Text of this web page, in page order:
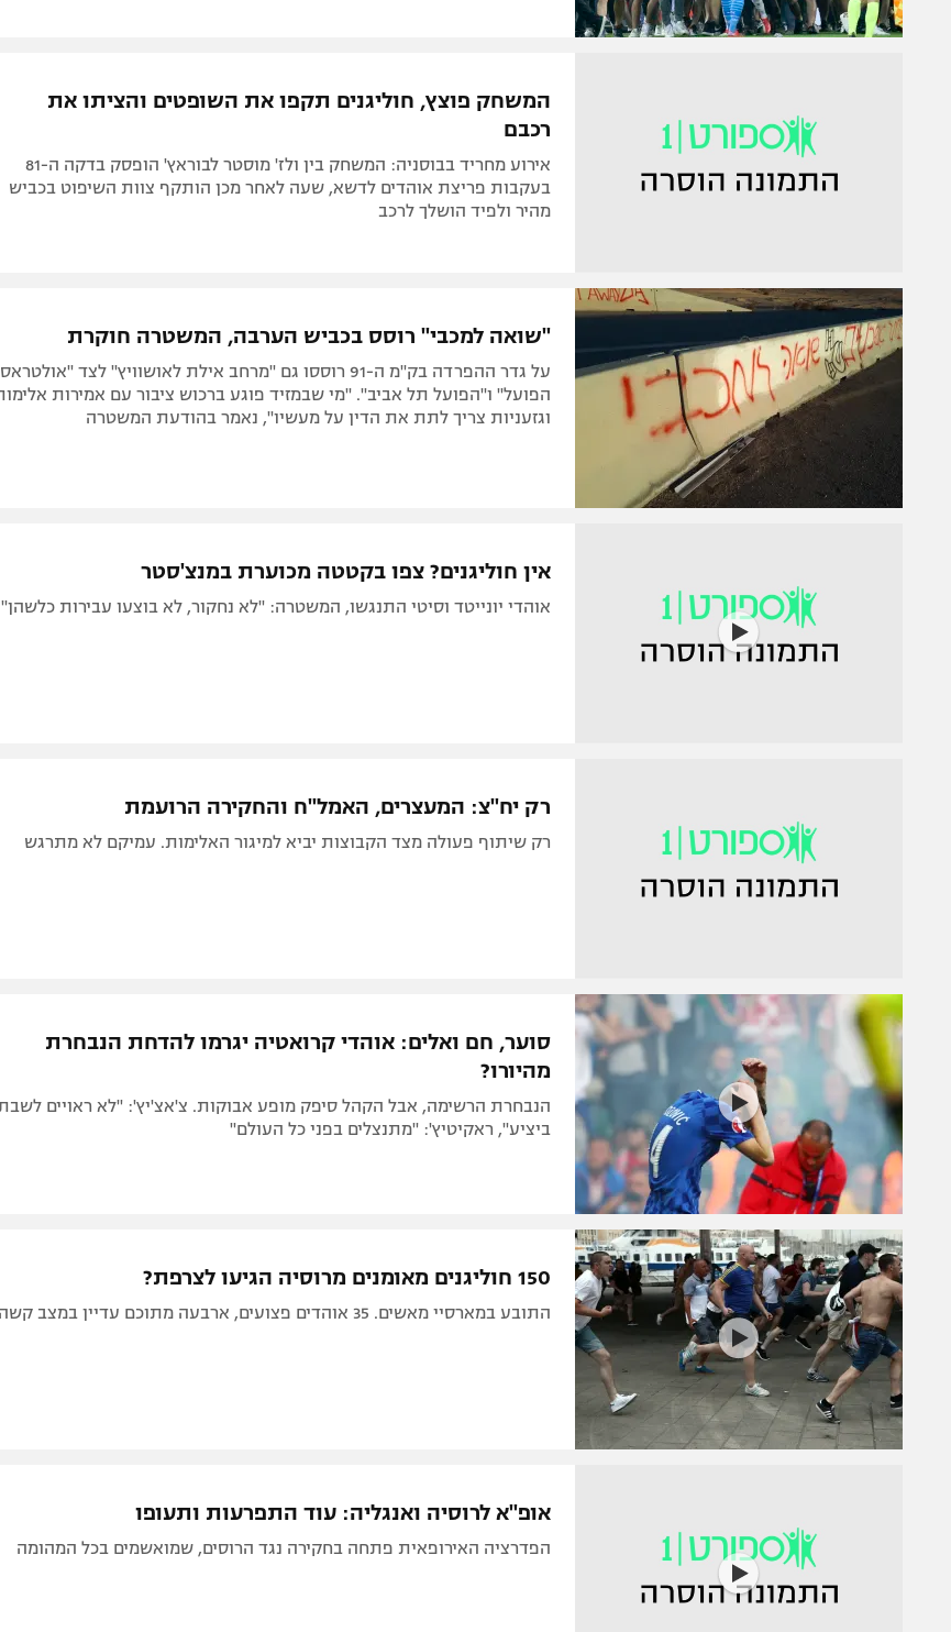
המשחק פוצץ, חוליגנים תקפו את השופטים והציתו את
רכבם
אירוע מחריד בבוסניה: המשחק בין ולז' מוסטר לבוראץ' הופסק בדקה ה-81
בעקבות פריצת אוהדים לדשא, שעה לאחר מכן הותקף צוות השיפוט בכביש
מהיר ולפיד הושלך לרכב
"שואה למכבי" רוסס בכביש הערבה, המשטרה חוקרת
על גדר ההפרדה בק"מ ה-91 רוססו גם "מרחב אילת לאושוויץ" לצד "אולטראס
הפועל" ו"הפועל תל אביב". "מי שבמזיד פוגע ברכוש ציבור עם אמירות
וגזעניות צריך לתת את הדין על מעשיו", נאמר בהודעת המשטרה
אין חוליגנים? צפו בקטטה מכוערת במנצ'סטר
אוהדי יונייטד וסיטי התנגשו, המשטרה: "לא נחקור, לא בוצעו עבירות כלשהן"
רק יח"צ: המעצרים, האמל"ח והחקירה הרועמת
רק שיתוף פעולה מצד הקבוצות יביא למיגור האלימות. עמיקם לא מתרגש
סוער, חם ואלים: אוהדי קרואטיה יגרמו להדחת הנבחרת
מהיורו?
הנבחרת הרשימה, אבל הקהל סיפק מופע אבוקות. צ'אצ'יץ': "לא ראויים
ביציע", ראקיטיץ': "מתנצלים בפני כל העולם"
150 חוליגנים מאומנים מרוסיה הגיעו לצרפת?
התובע במארסיי מאשים. 35 אוהדים פצועים, ארבעה מתוכם עדיין במצב קשה
אופ"א לרוסיה ואנגליה: עוד התפרעות ותעופו
הפדרציה האירופאית פתחה בחקירה נגד הרוסים, שמואשמים בכל המהומה